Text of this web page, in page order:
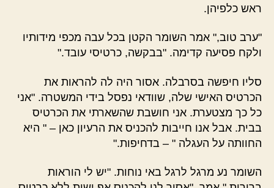
ראש כלפיהן.
"ערב טוב," אמר השומר הקטן בכל עבה מכפי מידותיו
ולקח פסיעה קדימה. "בבקשה, כרטיסי עובד."
סליו חיפשה בסרבלה. אסור היה לה להראות את
הכרטיס האישי שלה, שוודאי נפסל בידי המשטרה. "אני
כל כך מצטערת. אני חושבת שהשארתי את הכרטיס
בבית. אבל אנו חייבות להכניס את הרעיון כאן – " היא
החוותה על העגלה " – בדחיפות."
השומר נע מרגל לרגל באי נוחות. "יש לי הוראות